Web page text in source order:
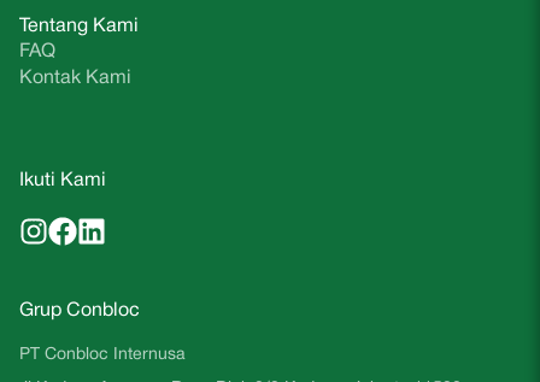
Tentang Kami
FAQ
Kontak Kami
Ikuti Kami
Grup Conbloc
PT Conbloc Internusa